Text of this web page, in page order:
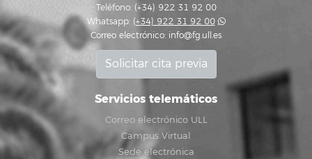
Teléfono: (+34) 922 31 92 00
Whatsapp: (+34) 922 31 92 00
Correo electrónico: info@fg.ull.es
Solicitar cita previa
Servicios telemáticos
Correo electrónico ULL
Campus Virtual
Sede electrónica